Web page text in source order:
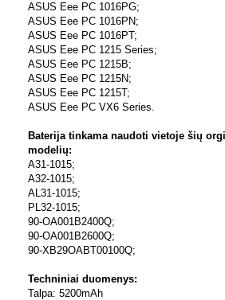
ASUS Eee PC 1016PG;
ASUS Eee PC 1016PN;
ASUS Eee PC 1016PT;
ASUS Eee PC 1215 Series;
ASUS Eee PC 1215B;
ASUS Eee PC 1215N;
ASUS Eee PC 1215T;
ASUS Eee PC VX6 Series.
Baterija tinkama naudoti vietoje šių
modelių:
A31-1015;
A32-1015;
AL31-1015;
PL32-1015;
90-OA001B2400Q;
90-OA001B2600Q;
90-XB29OABT00100Q;
Techniniai duomenys:
Talpa: 5200mAh